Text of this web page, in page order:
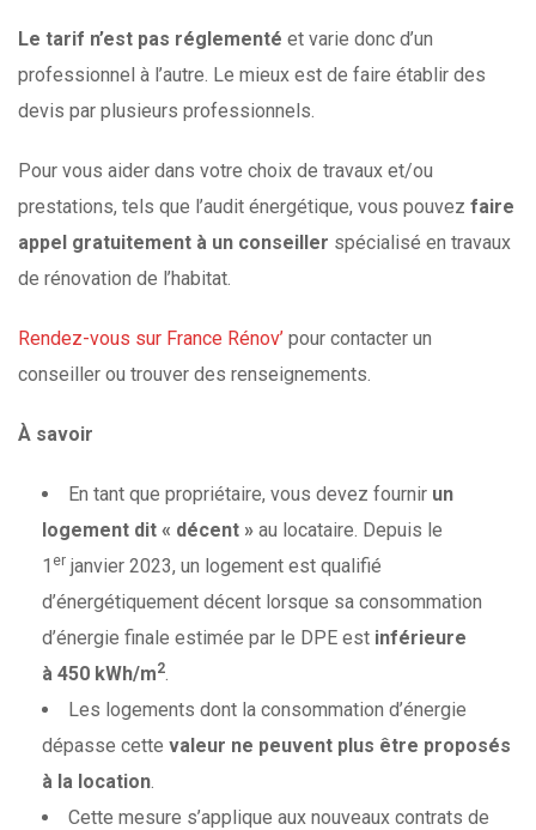
Le tarif n’est pas réglementé et varie donc d’un
professionnel à l’autre. Le mieux est de faire établir des
devis par plusieurs professionnels.
Pour vous aider dans votre choix de travaux et/ou
prestations, tels que l’audit énergétique, vous pouvez faire
appel gratuitement à un conseiller spécialisé en travaux
de rénovation de l’habitat.
Rendez-vous sur France Rénov’ pour contacter un
conseiller ou trouver des renseignements.
À savoir
En tant que propriétaire, vous devez fournir un
logement dit « décent » au locataire. Depuis le
1 er janvier 2023, un logement est qualifié
d’énergétiquement décent lorsque sa consommation
d’énergie finale estimée par le DPE est inférieure
à 450 kWh/m2.
Les logements dont la consommation d’énergie
dépasse cette valeur ne peuvent plus être proposés
à la location.
Cette mesure s’applique aux nouveaux contrats de